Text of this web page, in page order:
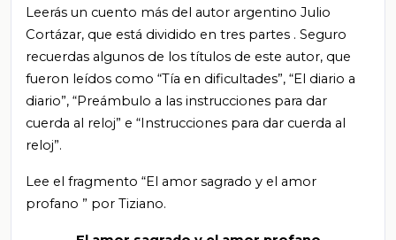
Leerás un cuento más del autor argentino Julio
Cortázar, que está dividido en tres partes . Seguro
recuerdas algunos de los títulos de este autor, que
fueron leídos como “Tía en dificultades”, “El diario a
diario”, “Preámbulo a las instrucciones para dar
cuerda al reloj” e “Instrucciones para dar cuerda al
reloj”.
Lee el fragmento “El amor sagrado y el amor
profano ” por Tiziano.